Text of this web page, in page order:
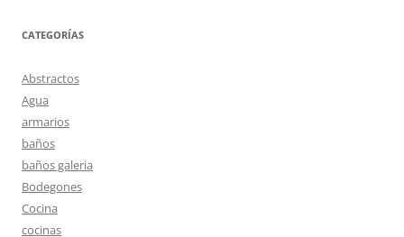
CATEGORÍAS
Abstractos
Agua
armarios
baños
baños galeria
Bodegones
Cocina
cocinas